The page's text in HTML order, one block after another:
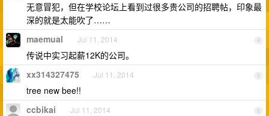
无意冒犯，但在学校论坛上看到过很多贵公司的招聘帖，印象最
深的就是太能吹了……
4
maemual Jul 11, 2014
传说中实习起薪12K的公司。
5
xx314327475 Jul 11, 2014
tree new bee!!
6
ccbikai Jul 11, 2014